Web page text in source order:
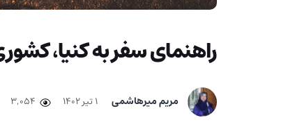
راهنمای سفر به کنیا،
مریم میرهاشمی ۱ تیر ۱۴۰۲